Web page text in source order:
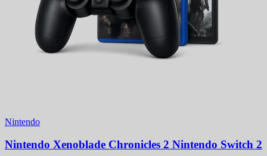
Nintendo
Nintendo Xenoblade Chronicles 2 Nintendo Switch 2